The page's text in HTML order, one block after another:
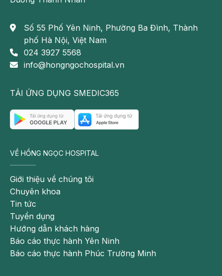
vết
thăm
sau
khi
khỏi
Riêng
hợp
phát
do
sởi,
sẽ
thấy
ban
đỏ
xuất
Số 55 Phố Yên Ninh, Phường Ba Đình, Thành
phố Hà Nội, Việt Nam
024 3927 5568
info@hongngochospital.vn
TẢI ỨNG DỤNG SMEDIC365
VỀ HỒNG NGỌC HOSPITAL
Giới thiệu về chúng tôi
Chuyên khoa
Tin tức
Tuyển dụng
Hướng dẫn khách hàng
Báo cáo thực hành Yên Ninh
Báo cáo thực hành Phúc Trường Minh